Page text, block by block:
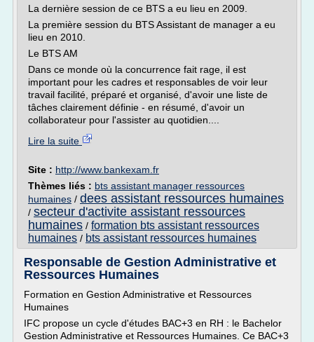
La dernière session de ce BTS a eu lieu en 2009.
La première session du BTS Assistant de manager a eu
lieu en 2010.
Le BTS AM
Dans ce monde où la concurrence fait rage, il est
important pour les cadres et responsables de voir leur
travail facilité, préparé et organisé, d'avoir une liste de
tâches clairement définie - en résumé, d'avoir un
collaborateur pour l'assister au quotidien....
Lire la suite
Site : http://www.bankexam.fr
Thèmes liés : bts assistant manager ressources
humaines / dees assistant ressources humaines
/ secteur d'activite assistant ressources
humaines / formation bts assistant ressources
humaines / bts assistant ressources humaines
Responsable de Gestion Administrative et
Ressources Humaines
Formation en Gestion Administrative et Ressources
Humaines
IFC propose un cycle d'études BAC+3 en RH : le Bachelor
Gestion Administrative et Ressources Humaines. Ce BAC+3